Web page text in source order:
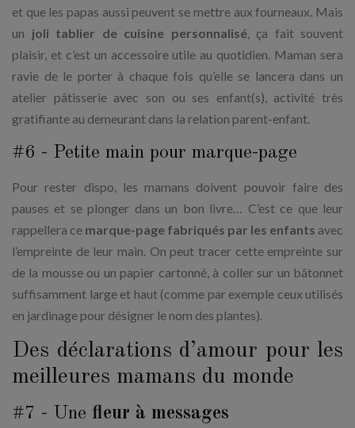
et que les papas aussi peuvent se mettre aux fourneaux. Mais
un joli tablier de cuisine personnalisé, ça fait souvent
plaisir, et c’est un accessoire utile au quotidien. Maman sera
ravie de le porter à chaque fois qu’elle se lancera dans un
atelier pâtisserie avec son ou ses enfant(s), activité très
gratifiante au demeurant dans la relation parent-enfant.
#6 - Petite main pour marque-page
Pour rester dispo, les mamans doivent pouvoir faire des
pauses et se plonger dans un bon livre… C’est ce que leur
rappellera ce marque-page fabriqués par les enfants avec
l’empreinte de leur main. On peut tracer cette empreinte sur
de la mousse ou un papier cartonné, à coller sur un bâtonnet
suffisamment large et haut (comme par exemple ceux utilisés
en jardinage pour désigner le nom des plantes).
Des déclarations d’amour pour les
meilleures mamans du monde
#7 - Une fleur à messages